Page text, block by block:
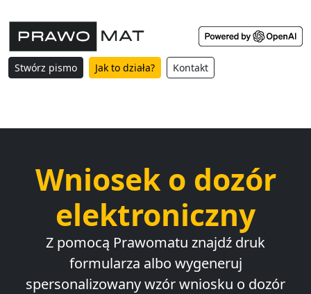
Stwórz pismo Jak to działa? Kontakt
Wniosek o dozór
elektroniczny
Z pomocą Prawomatu znajdź druk
formularza albo wygeneruj
spersonalizowany wzór wniosku o dozór